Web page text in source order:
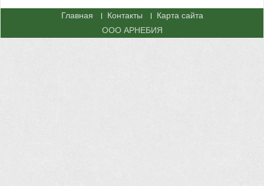
Главная Контакты
Карта сайта
ООО АРНЕБИЯ